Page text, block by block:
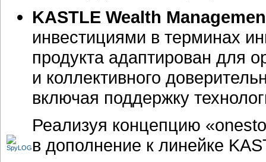
KASTLE Wealth
инвестициями в терминах
продукта адаптирован для
и коллективного
включая поддержку
Реализуя концепцию
в дополнение к линейке